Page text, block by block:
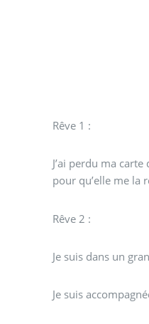
Rêve 1 :
J’ai perdu ma
pour qu’elle me la
Rêve 2 :
Je suis dans un
Je suis